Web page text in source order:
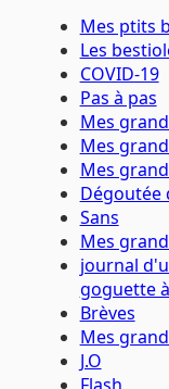
Mes ptits
Les
COVID-19
Pas à pas
Mes
Mes
Mes
Dégoutée
Sans
Mes
journal
goguette
Brèves
Mes
J.O